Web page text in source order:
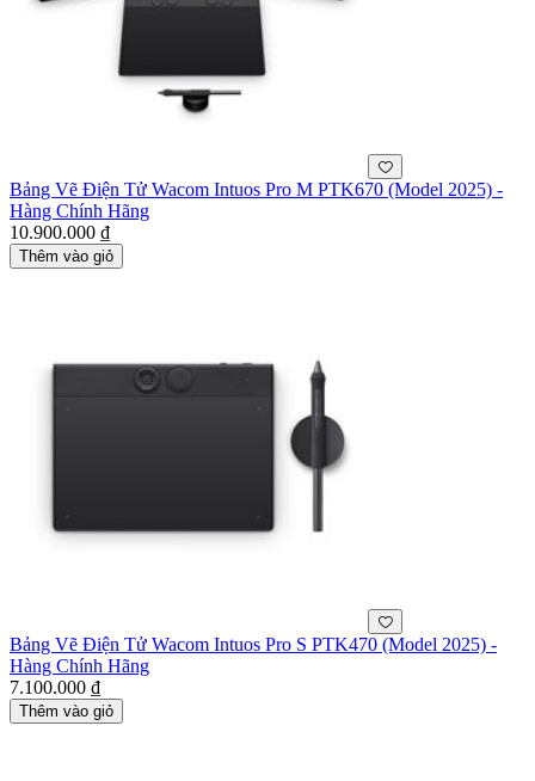
Bảng Vẽ Điện Tử Wacom Intuos Pro M PTK670 (Model 2025) -
Hàng Chính Hãng
10.900.000 ₫
Thêm vào giỏ
Bảng Vẽ Điện Tử Wacom Intuos Pro S PTK470 (Model 2025) -
Hàng Chính Hãng
7.100.000 ₫
Thêm vào giỏ